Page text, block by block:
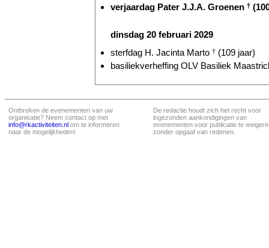
verjaardag Pater J.J.A. Groenen †
dinsdag 20 februari 2029
sterfdag H. Jacinta Marto † (109 jaar)
basiliekverheffing OLV Basiliek
Ontbreken de evenementen van uw
organisatie? Neem contact op met
info@rkactiviteiten.nl om te informeren
naar de mogelijkheden!
De redactie houdt zich het recht voor
ingezonden aankondigingen van
evenementen voor publicatie te
zonder opgaaf van redenen.